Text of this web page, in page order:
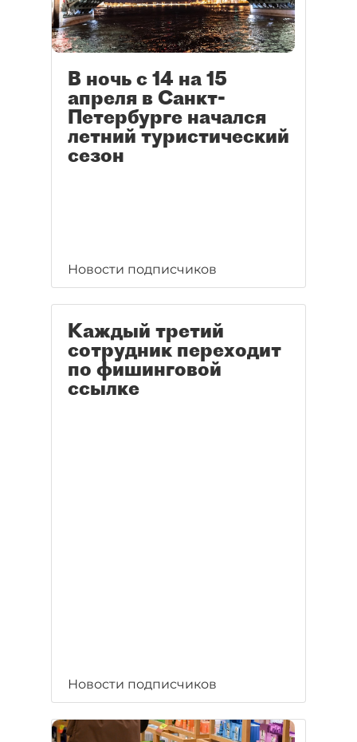
В ночь с 14 на 15
апреля в Санкт-
Петербурге начался
летний туристический
сезон
Новости подписчиков
Каждый третий
сотрудник переходит
по фишинговой
ссылке
Новости подписчиков